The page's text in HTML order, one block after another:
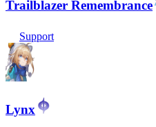
Trailblazer Remembrance
Support
Lynx